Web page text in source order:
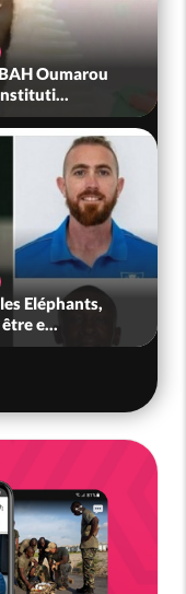
Oumarou
Eléphants,
e...